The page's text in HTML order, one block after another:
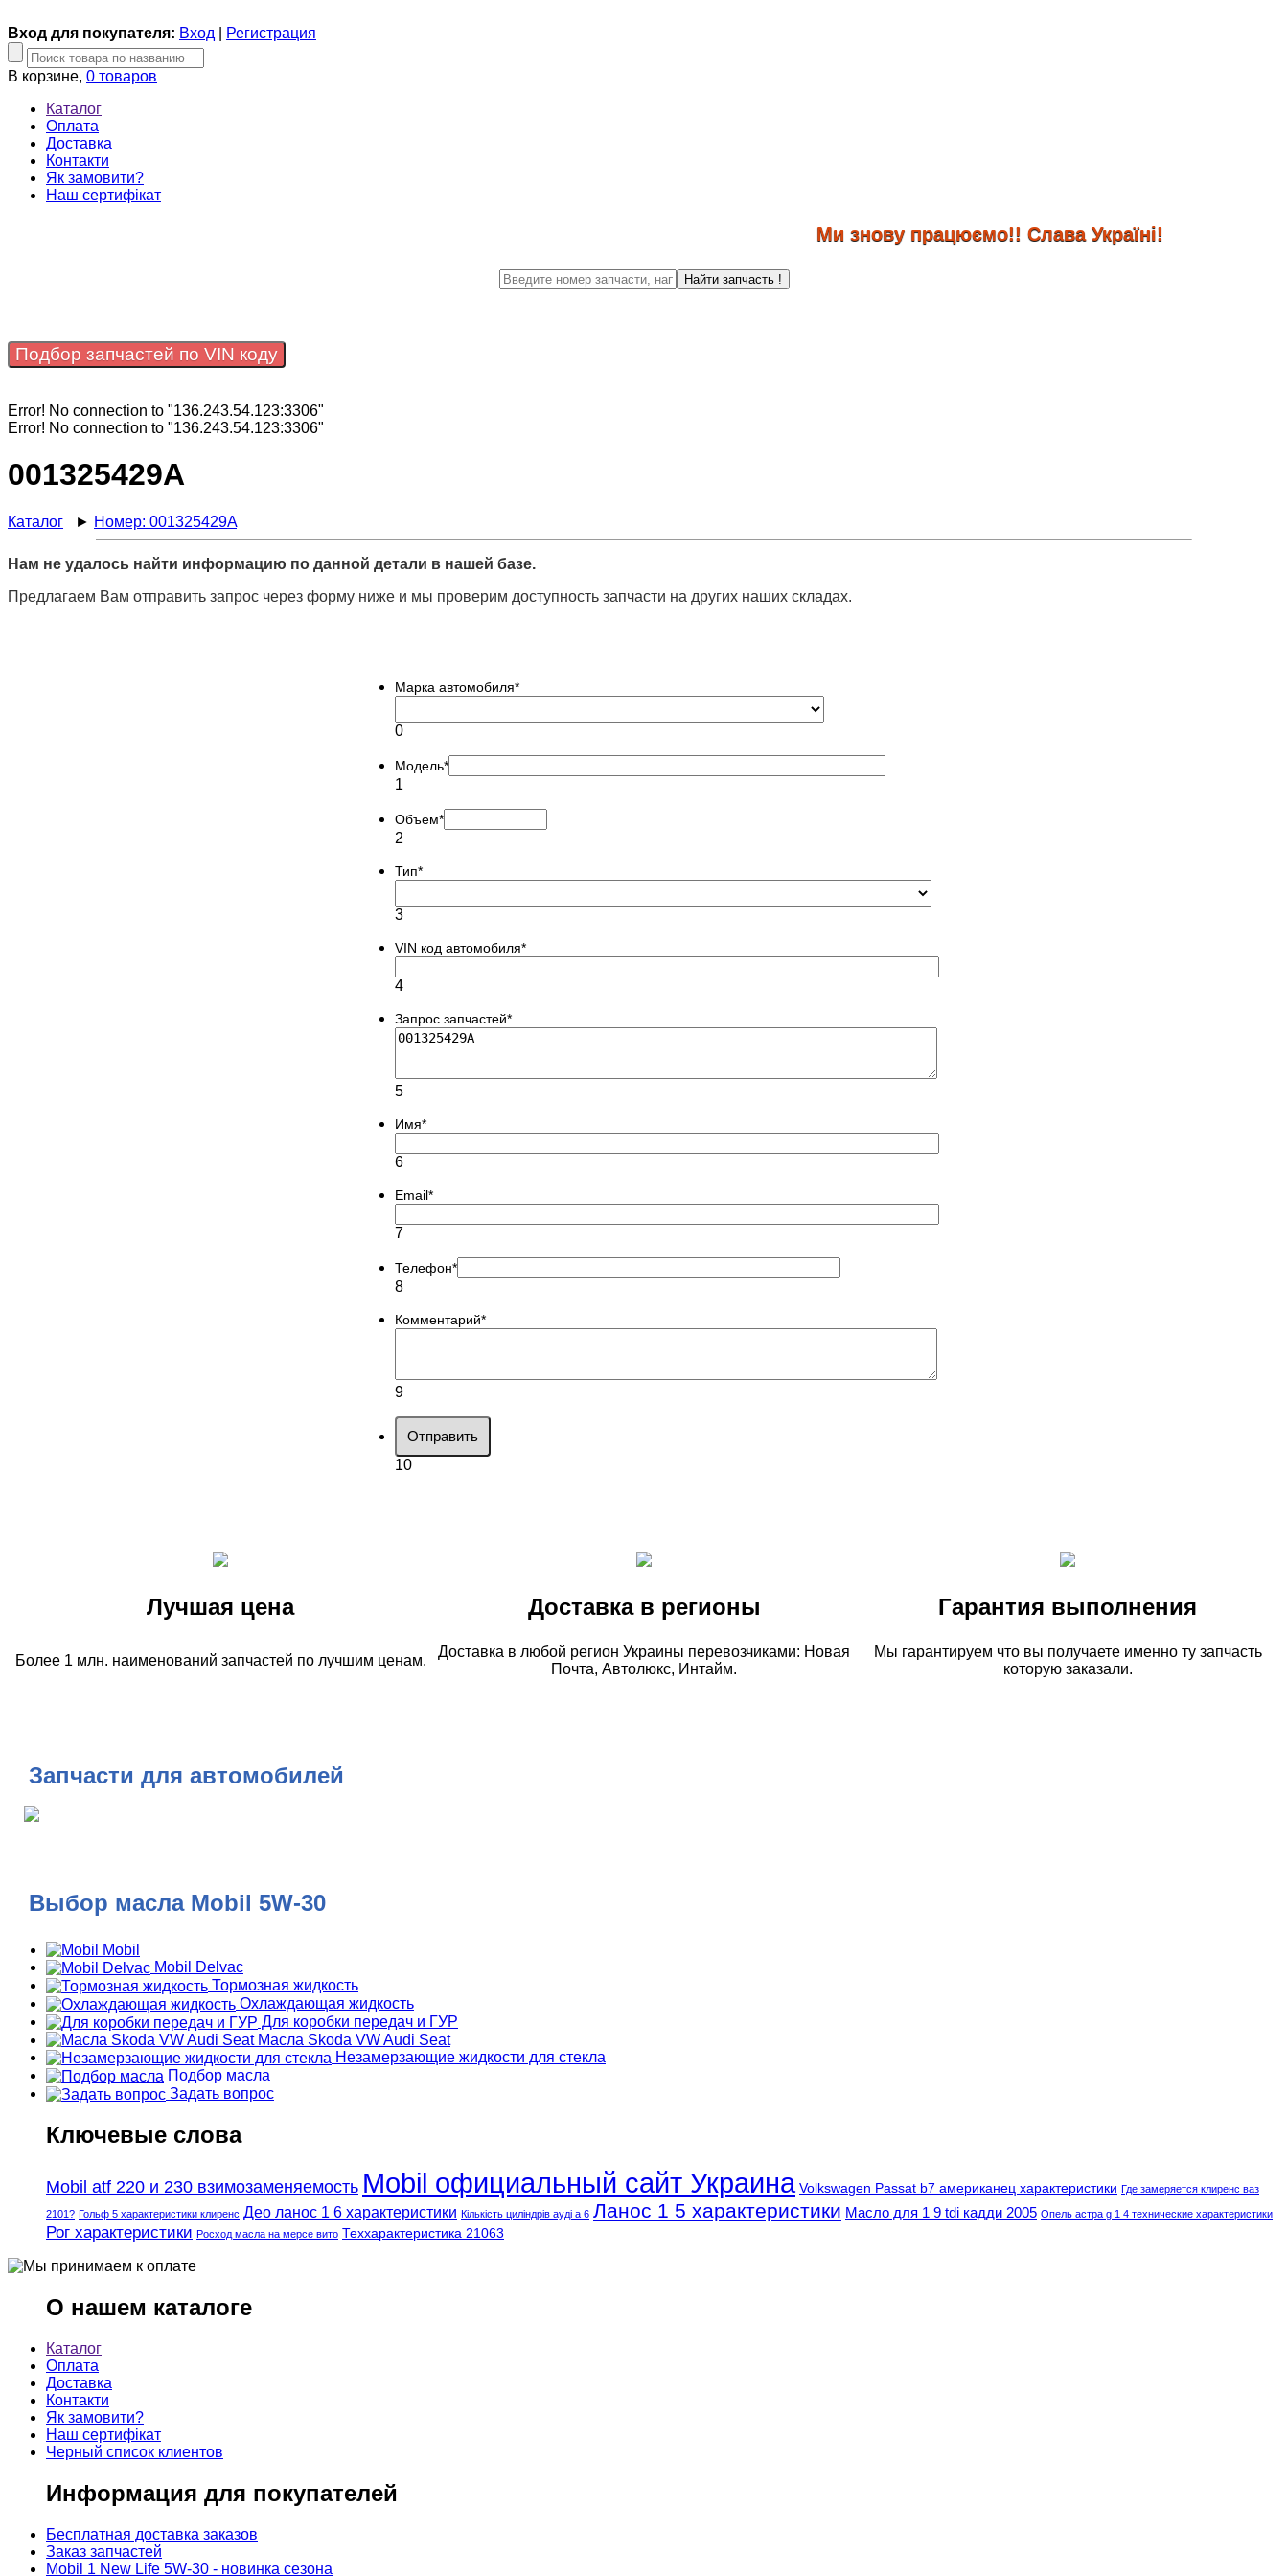
Вход для покупателя: Вход Регистрация
В корзине, 0 товаров
Каталог
Оплата
Доставка
Контакти
Як замовити?
Наш сертифікат
Ми знову працюємо!! Слава Україні!
Найти запчасть !
Подбор запчастей по VIN коду
Error! No connection to "136.243.54.123:3306"
Error! No connection to "136.243.54.123:3306"
001325429A
Каталог ► Номер: 001325429A
Нам не удалось найти информацию по данной детали в нашей базе.
Предлагаем Вам отправить запрос через форму ниже и мы проверим доступность запчасти на других наших складах.
Марка автомобиля*
0
Модель*
1
Объем*
2
Тип*
3
VIN код автомобиля*
4
Запрос запчастей*
5
Имя*
6
Email*
7
Телефон*
8
Комментарий*
9
Отправить
10
Лучшая цена Доставка в регионы Гарантия выполнения
Более 1 млн. наименований запчастей по лучшим ценам.
Доставка в любой регион Украины перевозчиками: Новая
Почта, Автолюкс, Интайм.
Мы гарантируем что вы получаете именно ту запчасть
которую заказали.
Запчасти для автомобилей
Выбор масла Mobil 5W-30
Mobil
Mobil Delvac
Тормозная жидкость
Охлаждающая жидкость
Для коробки передач и ГУР
Масла Skoda VW Audi Seat
Незамерзающие жидкости для стекла
Подбор масла
Задать вопрос
Ключевые слова
Mobil atf 220 и 230 взимозаменяемость Mobil официальный сайт Украина Volkswagen Passat b7 американец характеристики Где замеряется клиренс ваз
2101? Гольф 5 характеристики клиренс Део ланос 1 6 характеристики Кількість циліндрів ауді а 6 Ланос 1 5 характеристики Масло для 1 9 tdi кадди 2005 Опель астра g 1 4 технические характеристики
Рог характеристики Росход масла на мерсе вито Теххарактеристика 21063
О нашем каталоге
Каталог
Оплата
Доставка
Контакти
Як замовити?
Наш сертифікат
Черный список клиентов
Информация для покупателей
Бесплатная доставка заказов
Заказ запчастей
Mobil 1 New Life 5W-30 - новинка сезона